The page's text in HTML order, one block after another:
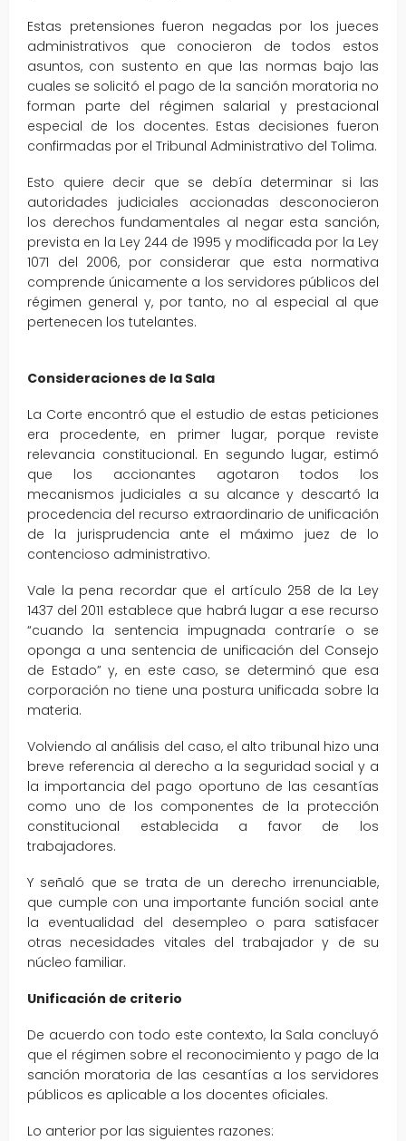
Estas pretensiones fueron negadas por los jueces
administrativos que conocieron de todos estos
asuntos, con sustento en que las normas bajo las
cuales se solicitó el pago de la sanción moratoria no
forman parte del régimen salarial y prestacional
especial de los docentes. Estas decisiones fueron
confirmadas por el Tribunal Administrativo del Tolima.
Esto quiere decir que se debía determinar si las
autoridades judiciales accionadas desconocieron
los derechos fundamentales al negar esta sanción,
prevista en la Ley 244 de 1995 y modificada por la Ley
1071 del 2006, por considerar que esta normativa
comprende únicamente a los servidores públicos del
régimen general y, por tanto, no al especial al que
pertenecen los tutelantes.
Consideraciones de la Sala
La Corte encontró que el estudio de estas peticiones
era procedente, en primer lugar, porque reviste
relevancia constitucional. En segundo lugar, estimó
que los accionantes agotaron todos los
mecanismos judiciales a su alcance y descartó la
procedencia del recurso extraordinario de unificación
de la jurisprudencia ante el máximo juez de lo
contencioso administrativo.
Vale la pena recordar que el artículo 258 de la Ley
1437 del 2011 establece que habrá lugar a ese recurso
“cuando la sentencia impugnada contraríe o se
oponga a una sentencia de unificación del Consejo
de Estado” y, en este caso, se determinó que esa
corporación no tiene una postura unificada sobre la
materia.
Volviendo al análisis del caso, el alto tribunal hizo una
breve referencia al derecho a la seguridad social y a
la importancia del pago oportuno de las cesantías
como uno de los componentes de la protección
constitucional establecida a favor de los
trabajadores.
Y señaló que se trata de un derecho irrenunciable,
que cumple con una importante función social ante
la eventualidad del desempleo o para satisfacer
otras necesidades vitales del trabajador y de su
núcleo familiar.
Unificación de criterio
De acuerdo con todo este contexto, la Sala concluyó
que el régimen sobre el reconocimiento y pago de la
sanción moratoria de las cesantías a los servidores
públicos es aplicable a los docentes oficiales.
Lo anterior por las siguientes razones: